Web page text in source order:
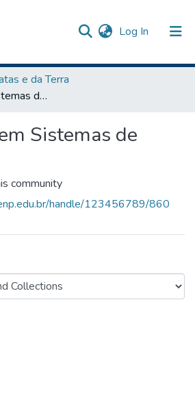
Log In (current)
e da Terra
Graduação em Sistemas de Informação
Sistemas de
community
handle/123456789/860